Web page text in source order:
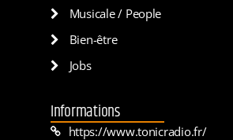
Musicale / People
Bien-être
Jobs
Informations
https://www.tonicradio.fr/